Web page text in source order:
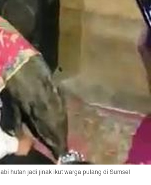
hutan jadi jinak ikut warga pulang di Sumsel